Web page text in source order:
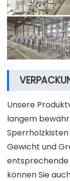
Unsere
langem
Gewicht und
können Sie